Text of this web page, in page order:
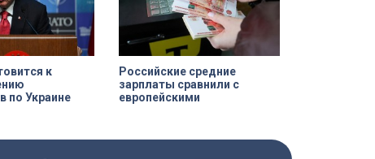
к
по Украине
Российские средние
зарплаты сравнили с
европейскими